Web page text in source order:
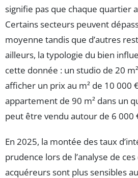
signifie pas que chaque quartier
Certains secteurs peuvent
moyenne tandis que d’autres
ailleurs, la typologie du bien
cette donnée : un studio de 20
afficher un prix au m² de 10 000
appartement de 90 m² dans un
peut être vendu autour de 6 000
En 2025, la montée des taux
prudence lors de l’analyse de
acquéreurs sont plus sensibles